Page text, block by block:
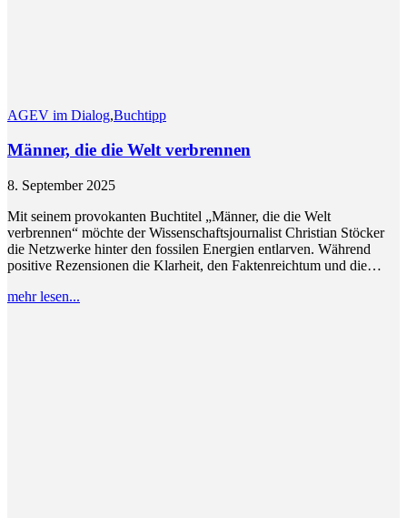
AGEV im Dialog,Buchtipp
Männer, die die Welt verbrennen
8. September 2025
Mit seinem provokanten Buchtitel „Männer, die die Welt
verbrennen“ möchte der Wissenschaftsjournalist Christian Stöcker
die Netzwerke hinter den fossilen Energien entlarven. Während
positive Rezensionen die Klarheit, den Faktenreichtum und die…
mehr lesen...